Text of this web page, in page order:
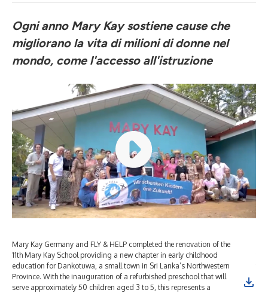
Ogni anno Mary Kay sostiene cause che
migliorano la vita di milioni di donne nel
mondo, come l'accesso all'istruzione
Mary Kay Germany and FLY & HELP completed the renovation of the
11th Mary Kay School providing a new chapter in early childhood
education for Dankotuwa, a small town in Sri Lanka’s Northwestern
Province. With the inauguration of a refurbished preschool that will
serve approximately 50 children aged 3 to 5, this represents a